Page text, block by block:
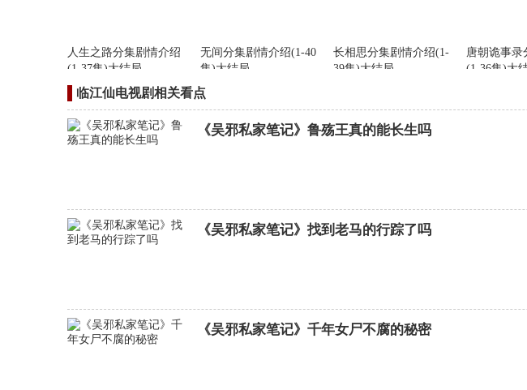
人生之路分集剧情介绍
(1-37集)大结局
无间分集剧情介绍(1-40
集)大结局
长相思分集剧情介绍(1-
39集)大结局
唐朝诡事录
(1-36集)大
临江仙电视剧相关看点
《吴邪私家笔记》鲁殇王真的能长生吗
《吴邪私家笔记》找到老马的行踪了吗
《吴邪私家笔记》千年女尸不腐的秘密